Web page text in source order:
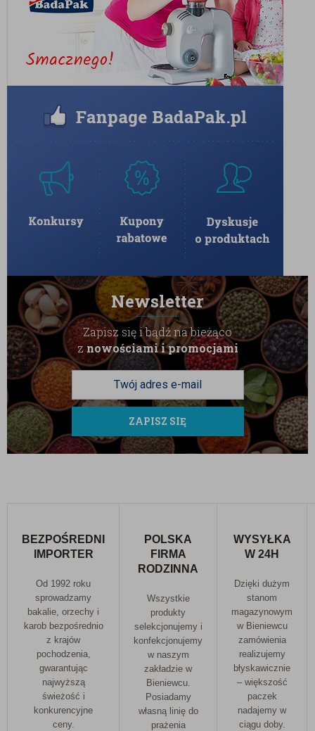
Newsletter
Zapisz się i bądź na bieżąco
znowościami i promocjami
ZAPISZ SIĘ
BEZPOŚREDNI
IMPORTER
Od 1992 roku
sprowadzamy
bakalie, orzechy i
karob bezpośrednio
z krajów
pochodzenia,
gwarantując
najwyższą
świeżość i
konkurencyjne
ceny.
POLSKA
FIRMA
RODZINNA
Wszystkie
produkty
selekcjonujemy i
konfekcjonujemy
w naszym
zakładzie w
Bieniewcu.
Posiadamy
własną linię do
prażenia
WYSYŁKA
W 24H
Dzięki dużym
stanom
magazynowym
w Bieniewcu
zamówienia
realizujemy
błyskawicznie
– większość
paczek
nadajemy w
ciągu doby.